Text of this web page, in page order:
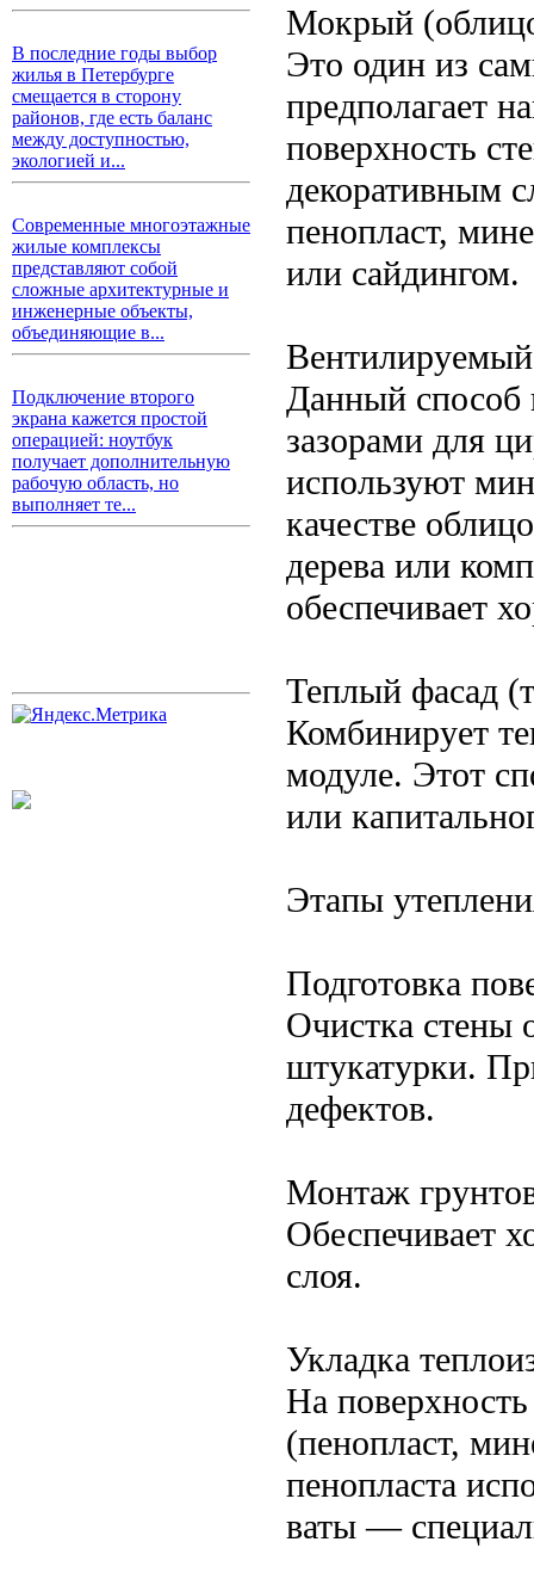
В последние годы выбор
жилья в Петербурге
смещается в сторону
районов, где есть баланс
между доступностью,
экологией и...
Современные многоэтажные
жилые комплексы
представляют собой
сложные архитектурные и
инженерные объекты,
объединяющие в...
Подключение второго
экрана кажется простой
операцией: ноутбук
получает дополнительную
рабочую область, но
выполняет те...
Мокрый
Это один из
предполагает
поверхность
декоративным
пенопласт,
или сайдингом.
Данный способ
зазорами для
используют
качестве
дерева или
обеспечивает
Теплый фасад
Комбинирует
модуле. Этот
или
Этапы
Подготовка
Очистка стены
штукатурки.
дефектов.
Монтаж
Обеспечивает
слоя.
Укладка
На
(пенопласт,
пенопласта
ваты —